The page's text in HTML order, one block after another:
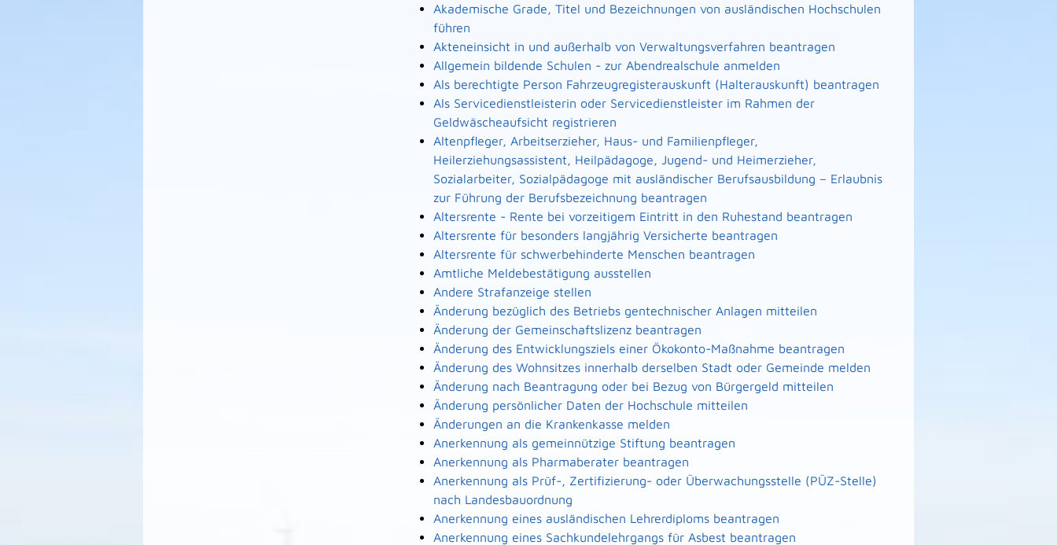
Akademische Grade, Titel und Bezeichnungen von ausländischen Hochschulen
führen
Akteneinsicht in und außerhalb von Verwaltungsverfahren beantragen
Allgemein bildende Schulen - zur Abendrealschule anmelden
Als berechtigte Person Fahrzeugregisterauskunft (Halterauskunft) beantragen
Als Servicedienstleisterin oder Servicedienstleister im Rahmen der
Geldwäscheaufsicht registrieren
Altenpfleger, Arbeitserzieher, Haus- und Familienpfleger,
Heilerziehungsassistent, Heilpädagoge, Jugend- und Heimerzieher,
Sozialarbeiter, Sozialpädagoge mit ausländischer Berufsausbildung – Erlaubnis
zur Führung der Berufsbezeichnung beantragen
Altersrente - Rente bei vorzeitigem Eintritt in den Ruhestand beantragen
Altersrente für besonders langjährig Versicherte beantragen
Altersrente für schwerbehinderte Menschen beantragen
Amtliche Meldebestätigung ausstellen
Andere Strafanzeige stellen
Änderung bezüglich des Betriebs gentechnischer Anlagen mitteilen
Änderung der Gemeinschaftslizenz beantragen
Änderung des Entwicklungsziels einer Ökokonto-Maßnahme beantragen
Änderung des Wohnsitzes innerhalb derselben Stadt oder Gemeinde melden
Änderung nach Beantragung oder bei Bezug von Bürgergeld mitteilen
Änderung persönlicher Daten der Hochschule mitteilen
Änderungen an die Krankenkasse melden
Anerkennung als gemeinnützige Stiftung beantragen
Anerkennung als Pharmaberater beantragen
Anerkennung als Prüf-, Zertifizierung- oder Überwachungsstelle (PÜZ-Stelle)
nach Landesbauordnung
Anerkennung eines ausländischen Lehrerdiploms beantragen
Anerkennung eines Sachkundelehrgangs für Asbest beantragen